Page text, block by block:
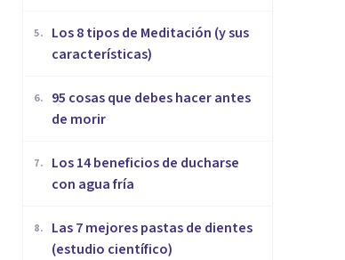
5.
Los 8 tipos de Meditación (y sus
características)
6.
95 cosas que debes hacer antes
de morir
7.
Los 14 beneficios de ducharse
con agua fría
8.
Las 7 mejores pastas de dientes
(estudio científico)